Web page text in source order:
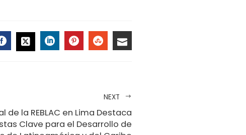
NEXT
de la REBLAC en Lima Destaca
Clave para el Desarrollo de